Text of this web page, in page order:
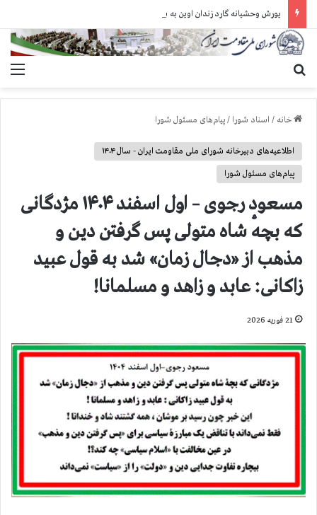
یورش وحشیانه گارد زندان اوین به سالن ۵ بند ۷ و ضرب و شتم زندانیان
خانه / اسناد شورا /پیام‌های مسئول شورا
اطلاعیه‌های دبیرخانه شورای ملی مقاومت ایران - سال ۱۴۰۴
پیام‌های مسئول شورا
مسعود رجوی – اول اسفند ۱۴۰۴ مژدگانی
که بچهٔ شاه متولی پس گرفتن دین و
مذهب از «دجال زمان» شد به قول عبید
زاکانی: عابد و زاهد و مسلمانا!
21 فوریه 2026